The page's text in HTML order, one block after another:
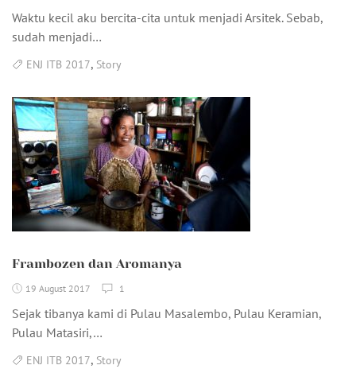
Waktu kecil aku bercita-cita untuk menjadi Arsitek. Sebab,
sudah menjadi…
ENJ ITB 2017, Story
Frambozen dan Aromanya
19 August 2017 1
Sejak tibanya kami di Pulau Masalembo, Pulau Keramian,
Pulau Matasiri,…
ENJ ITB 2017, Story